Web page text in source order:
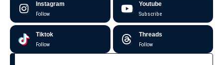
Instagram
Follow
Youtube
Subscribe
Tiktok
Follow
Threads
Follow